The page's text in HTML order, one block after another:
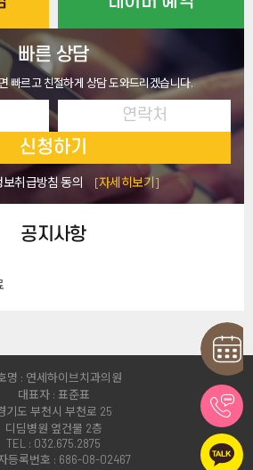
공지사항
빠른 상담
빠르고 친절하게 상담 도와드리겠습니다.
신청하기
보취급방침 동의 [자세히보기]
명 : 연세하이브치과의원
대표자 : 표준표
기도 부천시 부천로 25
디딤병원 옆건물 2층
TEL : 032.675.2875
등록번호 : 686-08-02467